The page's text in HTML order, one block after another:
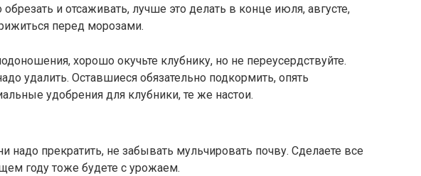
и отсаживать, лучше это делать в конце июля, августе,
перед морозами.
хорошо окучьте клубнику, но не переусердствуйте.
удалить. Оставшиеся обязательно подкормить, опять
удобрения для клубники, те же настои.
надо прекратить, не забывать мульчировать почву. Сделаете все
году тоже будете с урожаем.